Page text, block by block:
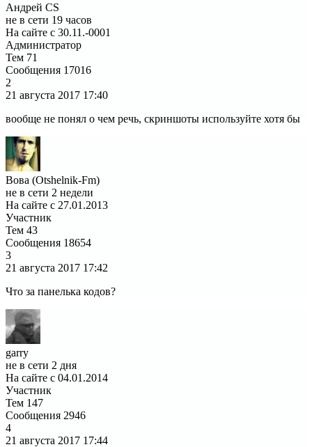
Андрей CS
не в сети 19 часов
На сайте с 30.11.-0001
Администратор
Тем 71
Сообщения 17016
2
21 августа 2017 17:40
вообще не понял о чем речь, скриншоты используйте хотя бы
Вова (Otshelnik-Fm)
не в сети 2 недели
На сайте с 27.01.2013
Участник
Тем 43
Сообщения 18654
3
21 августа 2017 17:42
Что за панелька кодов?
garry
не в сети 2 дня
На сайте с 04.01.2014
Участник
Тем 147
Сообщения 2946
4
21 августа 2017 17:44